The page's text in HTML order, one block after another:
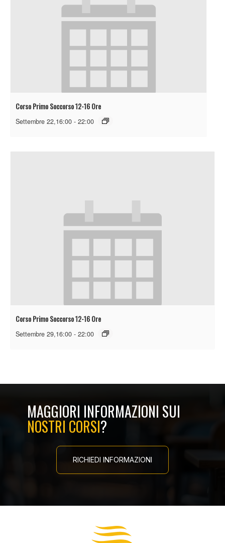
Corso Primo Soccorso 12-16 Ore
Settembre 22,16:00 - 22:00
Corso Primo Soccorso 12-16 Ore
Settembre 29,16:00 - 22:00
MAGGIORI INFORMAZIONI SUI
NOSTRI CORSI?
RICHIEDI INFORMAZIONI